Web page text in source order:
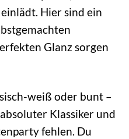
Hier sind ein
Glanz sorgen
weiß oder bunt –
Klassiker und
fehlen. Du